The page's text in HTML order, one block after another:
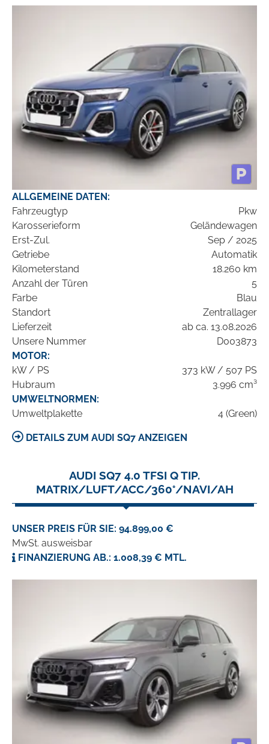
ALLGEMEINE DATEN:
Fahrzeugtyp
Pkw
Karosserieform
Geländewagen
Erst-Zul.
Sep / 2025
Getriebe
Automatik
Kilometerstand
18.260 km
Anzahl der Türen
5
Farbe
Blau
Standort
Zentrallager
Lieferzeit
ab ca. 13.08.2026
Unsere Nummer
D003873
MOTOR:
kW / PS
373 kW / 507 PS
Hubraum
3.996 cm³
UMWELTNORMEN:
Umweltplakette
4 (Green)
DETAILS ZUM AUDI SQ7 ANZEIGEN
AUDI SQ7 4.0 TFSI Q TIP.
MATRIX/LUFT/ACC/360°/NAVI/AH
UNSER PREIS FÜR SIE: 94.899,00 €
MwSt. ausweisbar
FINANZIERUNG AB.: 1.008,39 € MTL.